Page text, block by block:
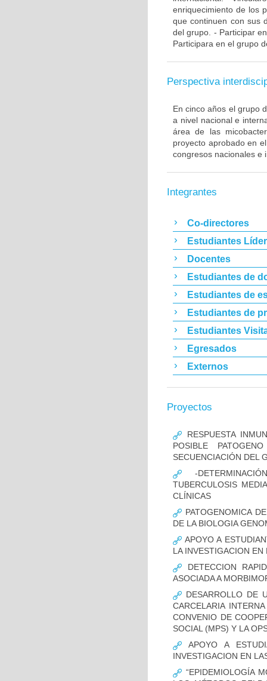
enriquecimiento de los
que continuen con sus
del grupo. - Participar
Participara en el grupo
Perspectiva
En cinco años el grupo
a nivel nacional e
área de las
proyecto aprobado en
congresos nacionales e
Integrantes
Co-directores
Estudiantes
Docentes
Estudiantes de
Estudiantes de
Estudiantes de
Estudiantes
Egresados
Externos
Proyectos
RESPUESTA
POSIBLE
SECUENCIACIÓN DEL
-
TUBERCULOSIS
CLÍNICAS
PATOGENOMICA
DE LA BIOLOGIA
APOYO A
LA INVESTIGACION EN
DETECCION
ASOCIADA A
DESARROLLO DE
CARCELARIA
CONVENIO DE
SOCIAL (MPS) Y LA
APOYO A
INVESTIGACION EN
“EPIDEMIOLOGÍA